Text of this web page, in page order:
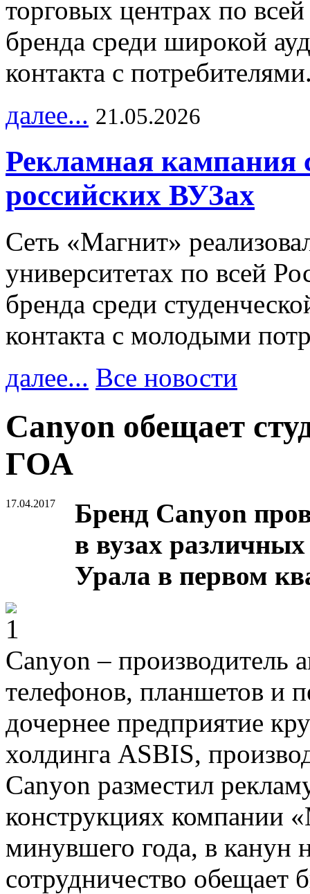
торговых центрах по
бренда среди широкой
контакта с
далее... 21.05.2026
Рекламная кампания
российских ВУЗах
Сеть «Магнит»
университетах по всей
бренда среди
контакта с молодыми
далее... Все новости
Canyon обещает
ГОА
17.04.2017
Бренд Canyon
в вузах
Урала в первом
Canyon – производитель
телефонов, планшетов и
дочернее предприятие
холдинга ASBIS,
Canyon разместил
конструкциях компании
минувшего года, в канун
сотрудничество